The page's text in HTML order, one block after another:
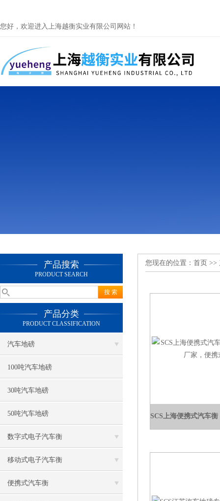
您好，欢迎进入上海越衡实业有限公司网站！
产品搜索
PRODUCT SEARCH
产品分类
PRODUCT CLASSIFICATION
汽车地磅
100吨汽车地磅
30吨汽车地磅
50吨汽车地磅
数字式电子汽车衡
移动式电子汽车衡
便携式汽车衡
您现在的位置： 首页 >>